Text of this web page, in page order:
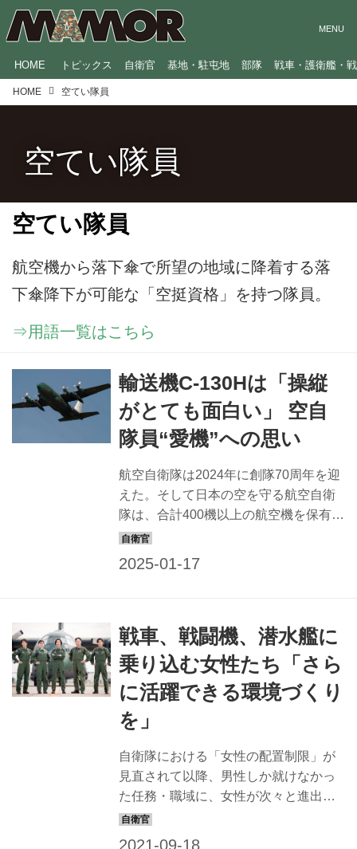
HOME トピックス 自衛官 基地・駐屯地 部隊 戦車・護衛艦・
HOME 空てい隊員
空てい隊員
空てい隊員
航空機から落下傘で所望の地域に降着する落
下傘降下が可能な「空挺資格」を持つ隊員。
⇒用語一覧はこちら
輸送機C-130Hは「操縦
がとても面白い」 空自
隊員“愛機”への思い
航空自衛隊は2024年に創隊70周年を迎
えた。そして日本の空を守る航空自衛
隊は、合計400機以上の航空機を保有し
ている。 それぞれのパイロットをはじ
全幅：約47.6m 全長：約48.5m 全高：
約15.8m 最大速度：約1028km/h 【青野
純也2等空佐】 第1輸送航空隊飛行群第
404飛行隊・飛行隊長。KC-767の機長
を務める 「KC−767は、ボーイング
767−200旅客機を改造した航空機で
す。F−15やC−130Hなどへの空中給油
や、航空...
戦車、戦闘機、潜水艦に
乗り込む女性たち「さら
に活躍できる環境づくり
を」
自衛隊における「女性の配置制限」が
見直されて以降、男性しか就けなかっ
た任務・職域に、女性が次々と進出し
ている。近年初配置された女性たちの